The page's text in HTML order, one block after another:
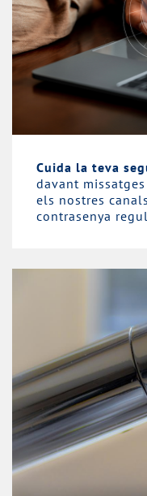
Cuida la teva
davant
els nostres
contrasenya